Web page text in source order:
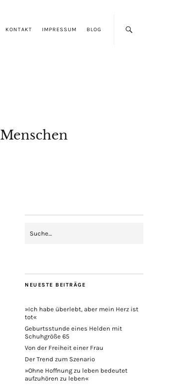
KONTAKT IMPRESSUM BLOG
Menschen
NEUESTE BEITRÄGE
»Ich habe überlebt, aber mein Herz ist
tot«
Geburtsstunde eines Helden mit
Schuhgröße 65
Von der Freiheit einer Frau
Der Trend zum Szenario
»Ohne Hoffnung zu leben bedeutet
aufzuhören zu leben«